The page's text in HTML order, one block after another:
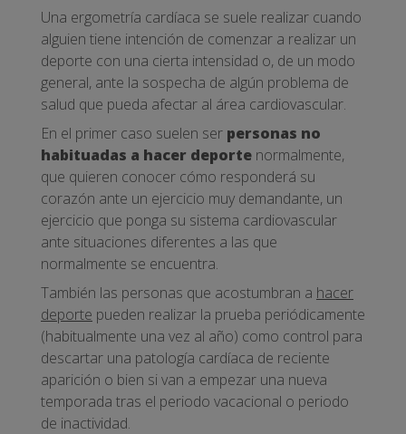
Una ergometría cardíaca se suele realizar cuando
alguien tiene intención de comenzar a realizar un
deporte con una cierta intensidad o, de un modo
general, ante la sospecha de algún problema de
salud que pueda afectar al área cardiovascular.
En el primer caso suelen ser personas no
habituadas a hacer deporte normalmente,
que quieren conocer cómo responderá su
corazón ante un ejercicio muy demandante, un
ejercicio que ponga su sistema cardiovascular
ante situaciones diferentes a las que
normalmente se encuentra.
También las personas que acostumbran a hacer
deporte pueden realizar la prueba periódicamente
(habitualmente una vez al año) como control para
descartar una patología cardíaca de reciente
aparición o bien si van a empezar una nueva
temporada tras el periodo vacacional o periodo
de inactividad.